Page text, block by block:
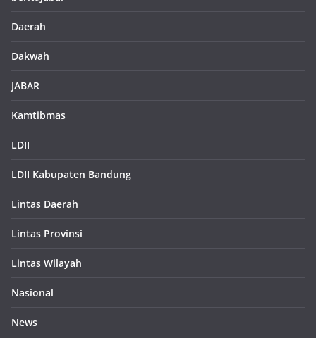
Daerah
Dakwah
JABAR
Kamtibmas
LDII
LDII Kabupaten Bandung
Lintas Daerah
Lintas Provinsi
Lintas Wilayah
Nasional
News